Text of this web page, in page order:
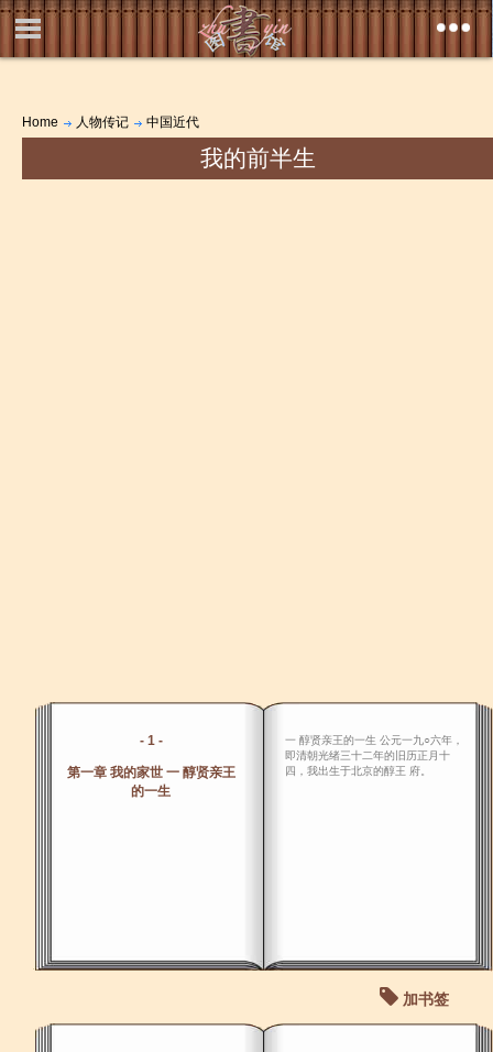
Home 人物传记 中国近代
我的前半生
- 1 -
第一章 我的家世 一 醇贤亲王
的一生
一 醇贤亲王的一生 公元一九○六年，
即清朝光绪三十二年的旧历正月十
四，我出生于北京的醇王 府。
加书签